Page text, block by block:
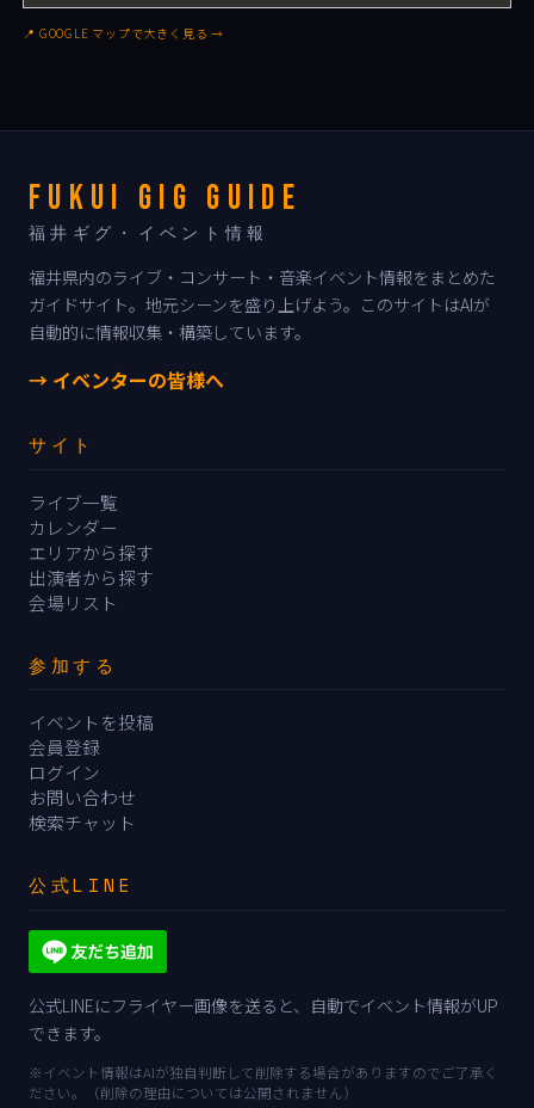
📍 GOOGLE マップで大きく見る →
FUKUI GIG GUIDE
福井ギグ・イベント情報
福井県内のライブ・コンサート・音楽イベント情報をまとめた
ガイドサイト。地元シーンを盛り上げよう。このサイトはAIが
自動的に情報収集・構築しています。
→ イベンターの皆様へ
サイト
ライブ一覧
カレンダー
エリアから探す
出演者から探す
会場リスト
参加する
イベントを投稿
会員登録
ログイン
お問い合わせ
検索チャット
公式LINE
公式LINEにフライヤー画像を送ると、自動でイベント情報がUP
できます。
※イベント情報はAIが独自判断して削除する場合がありますのでご了承く
ださい。（削除の理由については公開されません）